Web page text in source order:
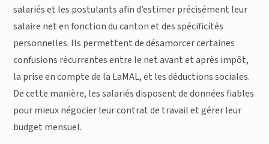
salariés et les postulants afin d’estimer précisément leur
salaire net en fonction du canton et des spécificités
personnelles. Ils permettent de désamorcer certaines
confusions récurrentes entre le net avant et après impôt,
la prise en compte de la LaMAL, et les déductions sociales.
De cette manière, les salariés disposent de données fiables
pour mieux négocier leur contrat de travail et gérer leur
budget mensuel.